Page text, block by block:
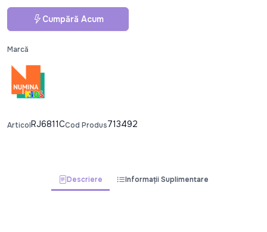
Cumpără Acum
Marcă
ArticolRJ6811CCod Produs713492
Descriere Informații Suplimentare